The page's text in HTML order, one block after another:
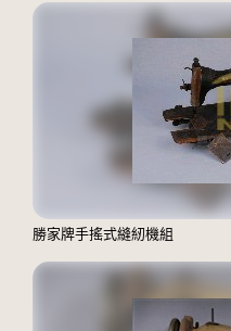
勝家牌手搖式縫紉機組